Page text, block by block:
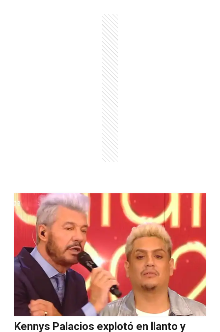
Kennys Palacios explotó en llanto y